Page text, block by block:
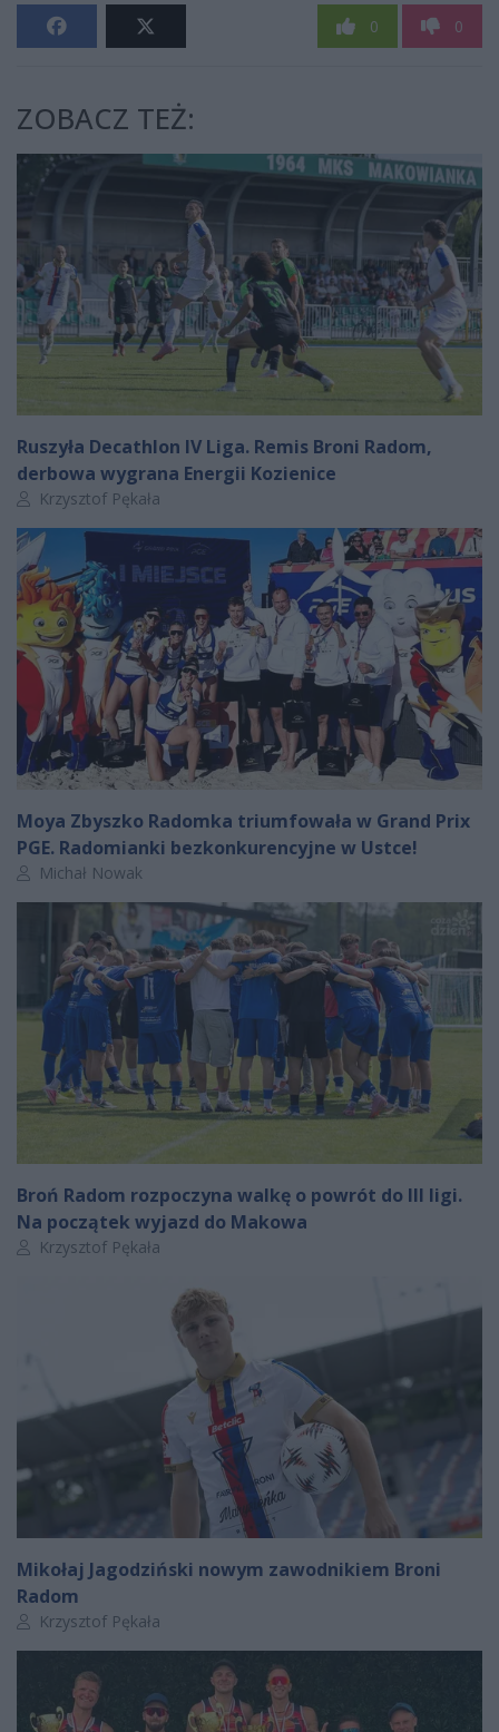
0 0
ZOBACZ TEŻ:
Ruszyła Decathlon IV Liga. Remis Broni Radom,
derbowa wygrana Energii Kozienice
Autor artykułu:
Krzysztof Pękała
Moya Zbyszko Radomka triumfowała w Grand Prix
PGE. Radomianki bezkonkurencyjne w Ustce!
Autor artykułu:
Michał Nowak
Broń Radom rozpoczyna walkę o powrót do III ligi.
Na początek wyjazd do Makowa
Autor artykułu:
Krzysztof Pękała
Mikołaj Jagodziński nowym zawodnikiem Broni
Radom
Autor artykułu:
Krzysztof Pękała